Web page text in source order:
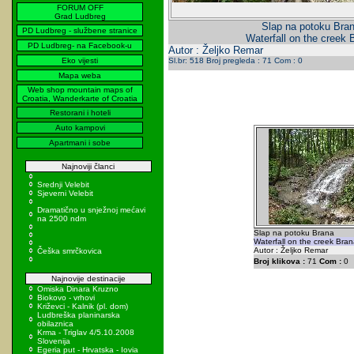
FORUM OFF
Grad Ludbreg
PD Ludbreg - službene stranice
PD Ludbreg- na Facebook-u
Eko vijesti
Mapa weba
Web shop mountain maps of
Croatia, Wanderkarte of Croatia
Restorani i hoteli
Auto kampovi
Apartmani i sobe
Najnoviji članci
Srednji Velebit
Sjeverni Velebit
Dramatično u snježnoj mećavi
na 2500 ndm
Češka smrčkovica
Najnovije destinacije
Omiska Dinara Kruzno
Biokovo - vrhovi
Križevci - Kalnik (pl. dom)
Ludbreška planinarska
obilaznica
Krma - Triglav 4/5.10.2008
Slovenija
Egeria put - Hrvatska - Iovia
Slap na potoku
Waterfall on the creek
Autor : Željko Remar
Sl.br: 518 Broj pregleda : 71 Com : 0
Slap na potoku Brana
Waterfall on the creek
Autor : Željko Remar
Broj klikova :71 Com :0